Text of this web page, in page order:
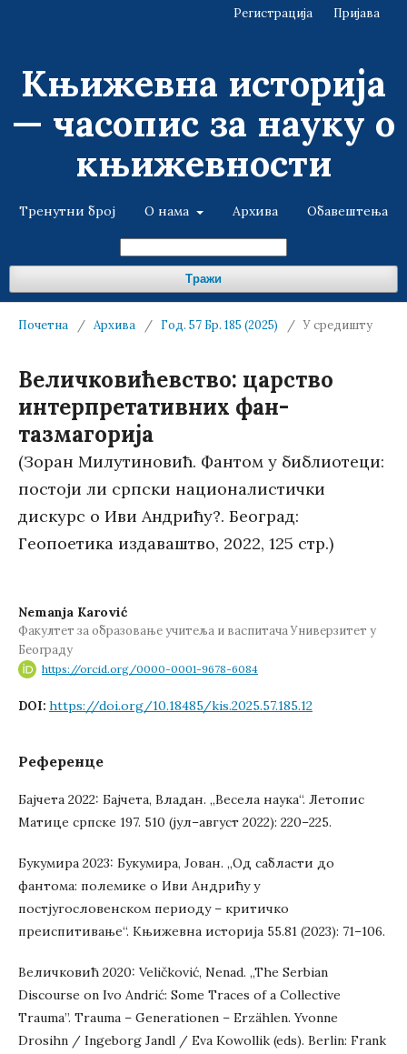
Књижевна историја
— часопис за науку о
књижевности
Тренутни број О нама Архива Обавештења
Тражи
Регистрација Пријава
Почетна / Архива / Год. 57 Бр. 185 (2025) / У средишту
Величковићевство: царство
интерпретативних фан­
тазмагорија
(Зоран Милутиновић. Фантом у библиотеци:
постоји ли српски националистички
дискурс о Иви Андрићу?. Београд:
Геопоетика издаваштво, 2022, 125 стр.)
Nemanja Karović
Факултет за образовање учитеља и васпитача Универзитет у
Београду
https://orcid.org/0000-0001-9678-6084
DOI: https://doi.org/10.18485/kis.2025.57.185.12
Референце
Бајчета 2022: Бајчета, Владан. „Весела наука“. Летопис
Матице српске 197. 510 (јул–август 2022): 220–225.
Букумира 2023: Букумира, Јован. „Од сабласти до
фантома: полемике о Иви Андрићу у
постјугословенском периоду – критичко
преиспитивање“. Књижевна историја 55.81 (2023): 71–106.
Величковић 2020: Veličković, Nenad. „The Serbian
Discourse on Ivo Andrić: Some Traces of a Collective
Trauma”. Trauma – Generationen – Erzählen. Yvonne
Drosihn / Ingeborg Jandl / Eva Kowollik (eds). Berlin: Frank